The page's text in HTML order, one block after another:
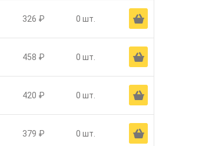
326 ₽ 0 шт. Ä
458 ₽ 0 шт. Ä
420 ₽ 0 шт. Ä
379 ₽ 0 шт. Ä